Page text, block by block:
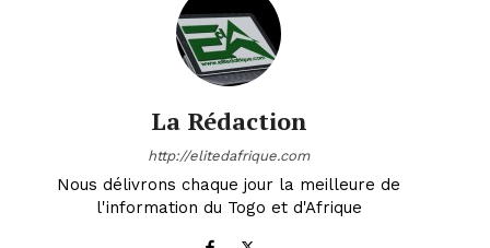
La Rédaction
http://elitedafrique.com
Nous délivrons chaque jour la meilleure de
l'information du Togo et d'Afrique